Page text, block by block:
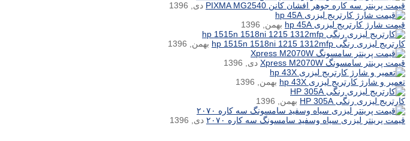
قیمت پرینتر سه کاره جوهر افشان کانن PIXMA MG2540
دی, 1396
قیمت شارژ کارتریج لیزری hp 45A
بهمن, 1396
کارتریج لیزری رنگی hp 1515n 1518ni 1215 1312mfp
بهمن, 1396
قیمت پرینتر سامسونگ Xpress M2070W
دی, 1396
تعمیر و شارژ کارتریج لیزری hp 43X
بهمن, 1396
کارتریج لیزری رنگی HP 305A
بهمن, 1396
قیمت پرینتر لیزری سیاه وسفید سامسونگ سه کاره ۲۰۷۰
دی, 1396